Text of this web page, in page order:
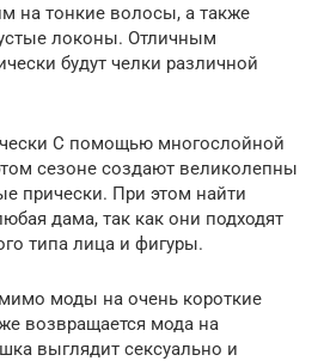
на тонкие волосы, а также
локоны. Отличным
будут челки различной
С помощью многослойной
сезоне создают великолепны
прически. При этом найти
дама, так как они подходят
типа лица и фигуры.
моды на очень короткие
возвращается мода на
выглядит сексуально и